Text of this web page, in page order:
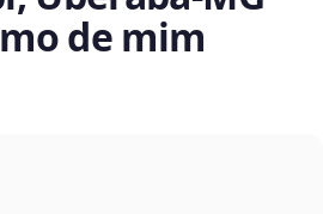
de mim